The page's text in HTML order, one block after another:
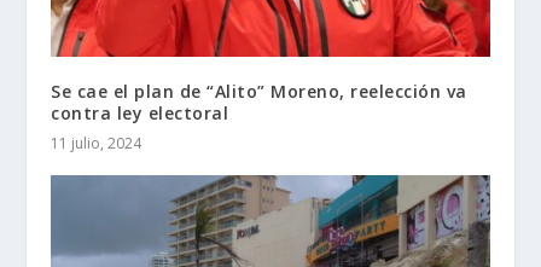
Se cae el plan de “Alito” Moreno, reelección va
contra ley electoral
11 julio, 2024